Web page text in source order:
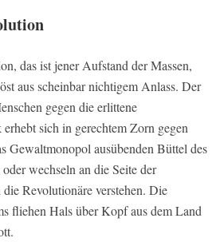
das ist jener Aufstand der Massen,
aus scheinbar nichtigem Anlass. Der
gegen die erlittene
sich in gerechtem Zorn gegen
Gewaltmonopol ausübenden Büttel des
wechseln an die Seite der
Revolutionäre verstehen. Die
fliehen Hals über Kopf aus dem Land